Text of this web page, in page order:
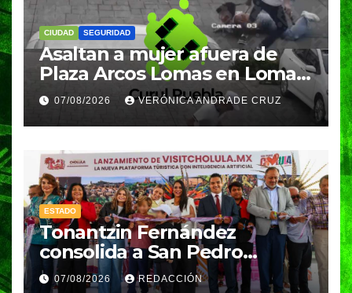
CIUDAD SEGURIDAD
Asaltan a mujer afuera de
Plaza Arcos Lomas en Lomas
de Angelópolis; delincuentes
huyeron en auto
07/08/2026 VERÓNICA ANDRADE CRUZ
ESTADO
Tonantzin Fernández
consolida a San Pedro
Cholula como referente en
07/08/2026 REDACCIÓN